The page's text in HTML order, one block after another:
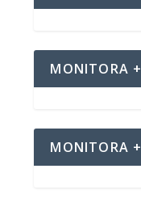
MONITORA +
MONITORA +